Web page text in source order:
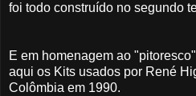
foi todo construído no segundo
E em homenagem ao
aqui os Kits usados por René
Colômbia em 1990.